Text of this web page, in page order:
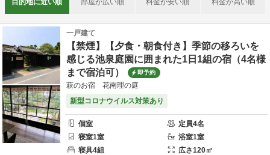
目的地に近い順 部屋が広い順 料金が安い順 料金が高い順
一戸建て
【禁煙】【夕食・朝食付き】季節の移ろいを
感じる池泉庭園に囲まれた1日1組の宿（4名様
まで宿泊可）
即予約
萩のお宿 花南理の庭
新型コロナウイルス対策あり
個室 定員4名
寝室1室 浴室1室
寝具4組 広さ120㎡